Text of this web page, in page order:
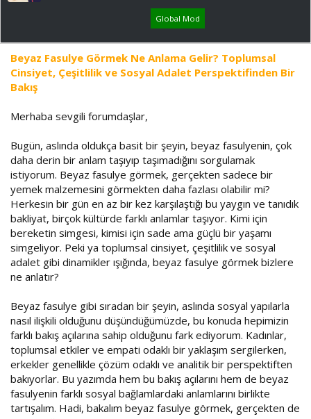
ş
t
a
n
r
i
h
Global Mod
Beyaz Fasulye Görmek Ne Anlama Gelir? Toplumsal
Cinsiyet, Çeşitlilik ve Sosyal Adalet Perspektifinden Bir
Bakış
Merhaba sevgili forumdaşlar,
Bugün, aslında oldukça basit bir şeyin, beyaz fasulyenin, çok
daha derin bir anlam taşıyıp taşımadığını sorgulamak
istiyorum. Beyaz fasulye görmek, gerçekten sadece bir
yemek malzemesini görmekten daha fazlası olabilir mi?
Herkesin bir gün en az bir kez karşılaştığı bu yaygın ve tanıdık
bakliyat, birçok kültürde farklı anlamlar taşıyor. Kimi için
bereketin simgesi, kimisi için sade ama güçlü bir yaşamı
simgeliyor. Peki ya toplumsal cinsiyet, çeşitlilik ve sosyal
adalet gibi dinamikler ışığında, beyaz fasulye görmek bizlere
ne anlatır?
Beyaz fasulye gibi sıradan bir şeyin, aslında sosyal yapılarla
nasıl ilişkili olduğunu düşündüğümüzde, bu konuda hepimizin
farklı bakış açılarına sahip olduğunu fark ediyorum. Kadınlar,
toplumsal etkiler ve empati odaklı bir yaklaşım sergilerken,
erkekler genellikle çözüm odaklı ve analitik bir perspektiften
bakıyorlar. Bu yazımda hem bu bakış açılarını hem de beyaz
fasulyenin farklı sosyal bağlamlardaki anlamlarını birlikte
tartışalım. Hadi, bakalım beyaz fasulye görmek, gerçekten de